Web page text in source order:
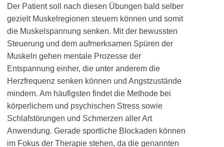
Der Patient soll nach diesen Übungen bald selber
gezielt Muskelregionen steuern können und somit
die Muskelspannung senken. Mit der bewussten
Steuerung und dem aufmerksamen Spüren der
Muskeln gehen mentale Prozesse der
Entspannung einher, die unter anderem die
Herzfrequenz senken können und Angstzustände
mindern. Am häufigsten findet die Methode bei
körperlichem und psychischen Stress sowie
Schlafstörungen und Schmerzen aller Art
Anwendung. Gerade sportliche Blockaden können
im Fokus der Therapie stehen, da die genannten